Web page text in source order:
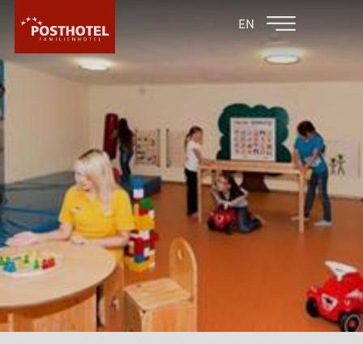
EN
FAMILIENHOTELS
WARUM POSTHOTEL?
IMPRESSIONEN
SOFTPLAY - ANLAGE
KINDERSPIELZIMMER
KULINARIK
LOBBY